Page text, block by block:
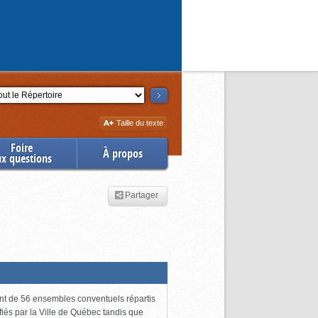
Augmenter
la
Taille du texte
Foire
questions À propos
Partager
de 56 ensembles conventuels répartis
par la Ville de Québec tandis que